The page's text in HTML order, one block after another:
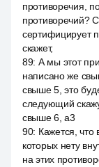
противоречия,
противоречий?
сертифицирует
скажет,
89: А мы этот
написано же
свыше 5, это
следующий
свыше 6, a3
90: Кажется,
которых нету
на этих